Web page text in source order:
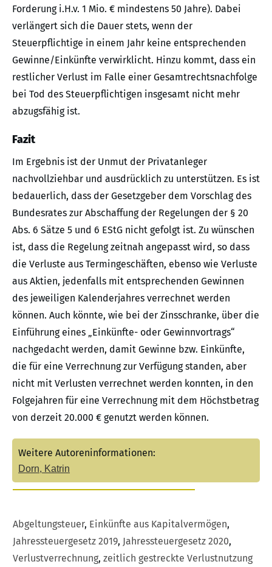
Forderung i.H.v. 1 Mio. € mindestens 50 Jahre). Dabei
verlängert sich die Dauer stets, wenn der
Steuerpflichtige in einem Jahr keine entsprechenden
Gewinne/Einkünfte verwirklicht. Hinzu kommt, dass ein
restlicher Verlust im Falle einer Gesamtrechtsnachfolge
bei Tod des Steuerpflichtigen insgesamt nicht mehr
abzugsfähig ist.
Fazit
Im Ergebnis ist der Unmut der Privatanleger
nachvollziehbar und ausdrücklich zu unterstützen. Es ist
bedauerlich, dass der Gesetzgeber dem Vorschlag des
Bundesrates zur Abschaffung der Regelungen der § 20
Abs. 6 Sätze 5 und 6 EStG nicht gefolgt ist. Zu wünschen
ist, dass die Regelung zeitnah angepasst wird, so dass
die Verluste aus Termingeschäften, ebenso wie Verluste
aus Aktien, jedenfalls mit entsprechenden Gewinnen
des jeweiligen Kalenderjahres verrechnet werden
können. Auch könnte, wie bei der Zinsschranke, über die
Einführung eines „Einkünfte- oder Gewinnvortrags“
nachgedacht werden, damit Gewinne bzw. Einkünfte,
die für eine Verrechnung zur Verfügung standen, aber
nicht mit Verlusten verrechnet werden konnten, in den
Folgejahren für eine Verrechnung mit dem Höchstbetrag
von derzeit 20.000 € genutzt werden können.
Weitere Autoreninformationen:
Dorn, Katrin
Abgeltungsteuer, Einkünfte aus Kapitalvermögen,
Jahressteuergesetz 2019, Jahressteuergesetz 2020,
Verlustverrechnung, zeitlich gestreckte Verlustnutzung